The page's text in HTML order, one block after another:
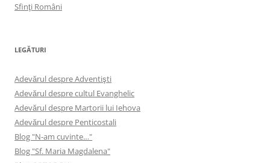
Sfinţi Români
LEGĂTURI
Adevărul despre Adventişti
Adevărul despre cultul Evanghelic
Adevărul despre Martorii lui Iehova
Adevărul despre Penticostali
Blog "N-am cuvinte…"
Blog "Sf. Maria Magdalena"